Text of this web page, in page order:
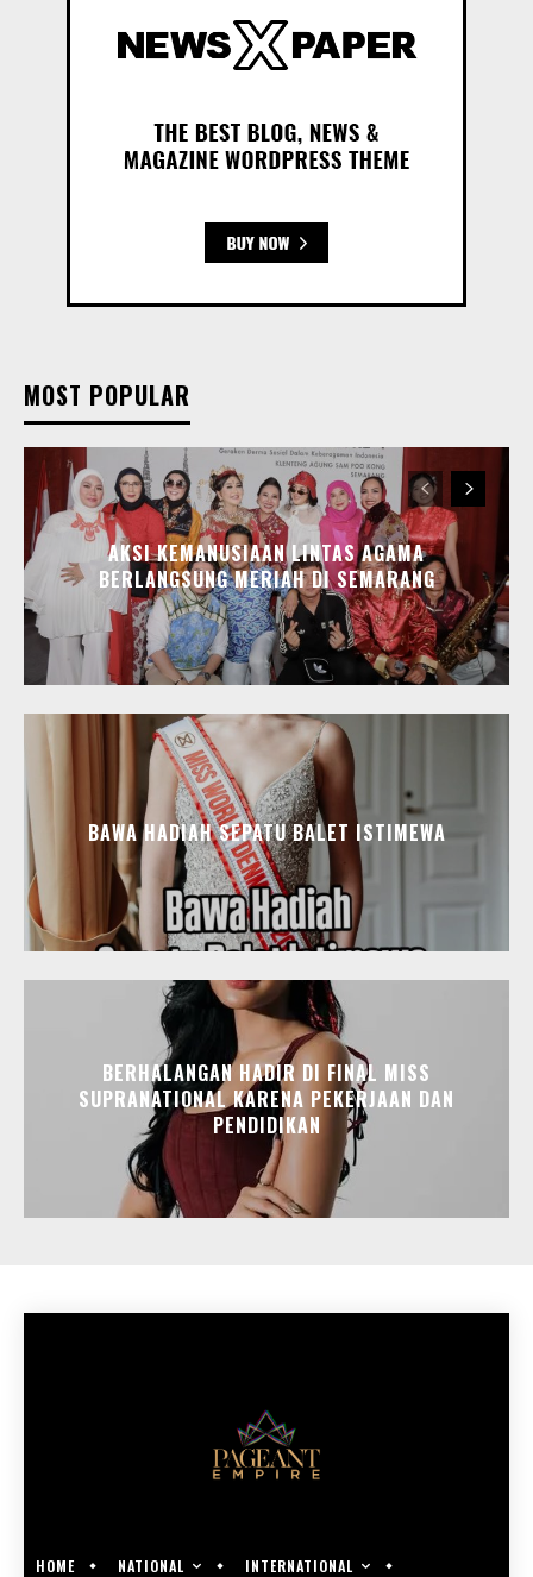
MOST POPULAR
AKSI KEMANUSIAAN LINTAS AGAMA
BERLANGSUNG MERIAH DI SEMARANG
BAWA HADIAH SEPATU BALET ISTIMEWA
BERHALANGAN HADIR DI FINAL MISS
SUPRANATIONAL KARENA PEKERJAAN DAN
PENDIDIKAN
HOME NATIONAL INTERNATIONAL